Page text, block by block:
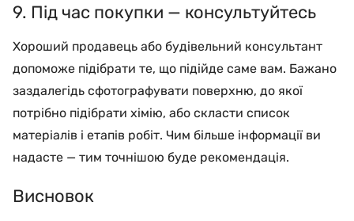
9. Під час покупки — консультуйтесь
Хороший продавець або будівельний консультант
допоможе підібрати те, що підійде саме вам. Бажано
заздалегідь сфотографувати поверхню, до якої
потрібно підібрати хімію, або скласти список
матеріалів і етапів робіт. Чим більше інформації ви
надасте — тим точнішою буде рекомендація.
Висновок